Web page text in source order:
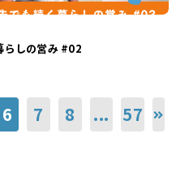
らしの営み #02
6 7 8 ... 57